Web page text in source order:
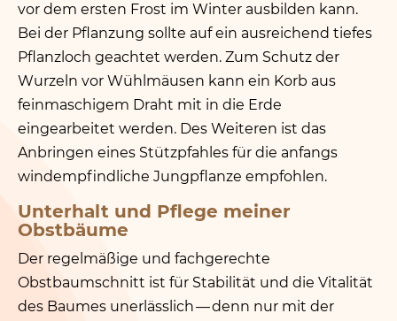
vor dem ersten Frost im Winter ausbilden kann.
Bei der Pflanzung sollte auf ein ausreichend tiefes
Pflanzloch geachtet werden. Zum Schutz der
Wurzeln vor Wühlmäusen kann ein Korb aus
feinmaschigem Draht mit in die Erde
eingearbeitet werden. Des Weiteren ist das
Anbringen eines Stützpfahles für die anfangs
windempfindliche Jungpflanze empfohlen.
Unterhalt und Pflege meiner
Obstbäume
Der regelmäßige und fachgerechte
Obstbaumschnitt ist für Stabilität und die Vitalität
des Baumes unerlässlich — denn nur mit der